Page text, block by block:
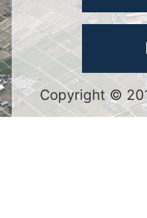
Copyright ©